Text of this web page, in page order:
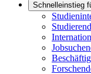
Schnelleinstieg